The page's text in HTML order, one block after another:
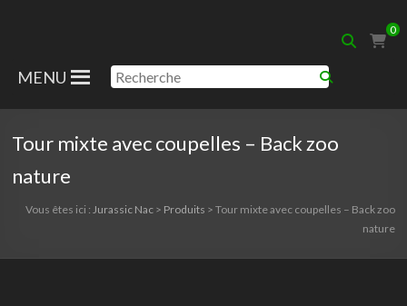
Nac
0
MENU
Tour mixte avec coupelles – Back zoo
nature
Vous êtes ici : Jurassic Nac> Produits > Tour mixte avec coupelles – Back zoo
nature